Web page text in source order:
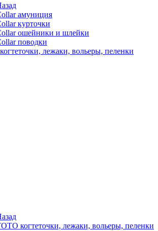
амуниция
курточки
ошейники и шлейки
поводки
лежаки, вольеры, пеленки
когтеточки, лежаки, вольеры, пеленки